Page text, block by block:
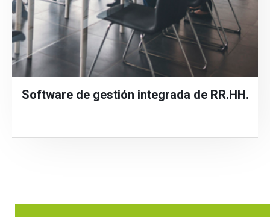
Software de gestión integrada de RR.HH.